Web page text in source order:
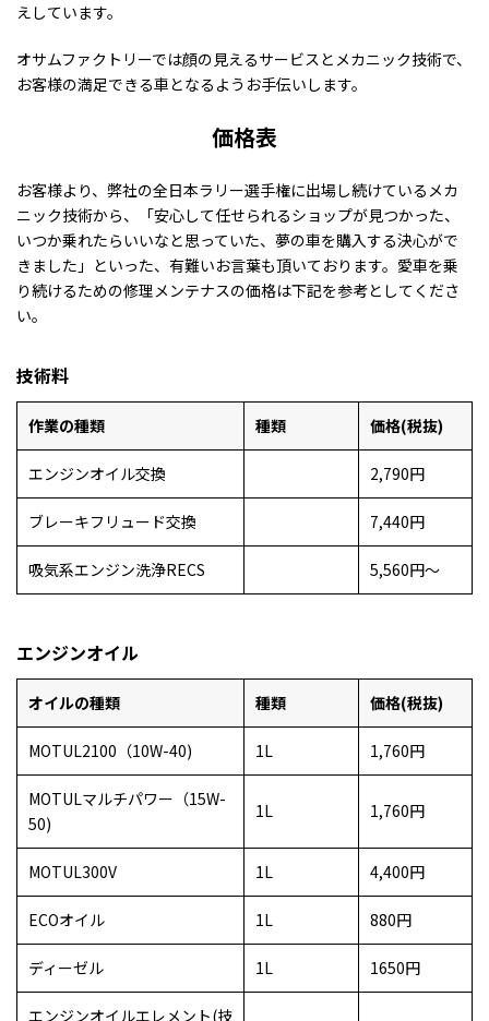
えしています。
オサムファクトリーでは顔の見えるサービスとメカニック技術で、
お客様の満足できる車となるようお手伝いします。
価格表
お客様より、弊社の全日本ラリー選手権に出場し続けているメカ
ニック技術から、「安心して任せられるショップが見つかった、
いつか乗れたらいいなと思っていた、夢の車を購入する決心がで
きました」といった、有難いお言葉も頂いております。愛車を乗
り続けるための修理メンテナスの価格は下記を参考としてくださ
い。
技術料
作業の種類 種類 価格(税抜)
エンジンオイル交換 2,790円
ブレーキフリュード交換 7,440円
吸気系エンジン洗浄RECS 5,560円～
エンジンオイル
オイルの種類 種類 価格(税抜)
MOTUL2100（10W-40) 1L 1,760円
MOTULマルチパワー（15W-
50)
1L 1,760円
MOTUL300V 1L 4,400円
ECOオイル 1L 880円
ディーゼル 1L 1650円
エンジンオイルエレメント(技